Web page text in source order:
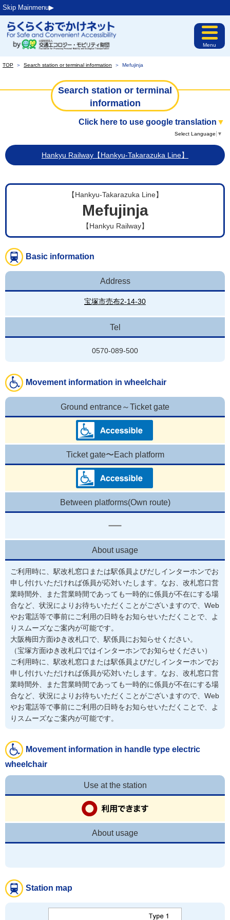
Skip Mainmenu▶︎
Menu
TOP ＞ Search station or terminal information ＞ Mefujinja
Search station or terminal
information
Click here to use google translation ▼
Select Language ▼
Hankyu Railway【Hankyu-Takarazuka Line】
【Hankyu-Takarazuka Line】
Mefujinja
【Hankyu Railway】
Basic information
Address
宝塚市売布2-14-30
Tel
0570-089-500
Movement information in wheelchair
Ground entrance～Ticket gate
Ticket gate〜Each platform
Between platforms(Own route)
About usage
ご利用時に、駅改札窓口または駅係員よびだしインターホンでお
申し付けいただければ係員が応対いたします。なお、改札窓口営
業時間外、また営業時間であっても一時的に係員が不在にする場
合など、状況によりお待ちいただくことがございますので、Web
やお電話等で事前にご利用の日時をお知らせいただくことで、よ
りスムーズなご案内が可能です。
大阪梅田方面ゆき改札口で、駅係員にお知らせください。
（宝塚方面ゆき改札口ではインターホンでお知らせください）
ご利用時に、駅改札窓口または駅係員よびだしインターホンでお
申し付けいただければ係員が応対いたします。なお、改札窓口営
業時間外、また営業時間であっても一時的に係員が不在にする場
合など、状況によりお待ちいただくことがございますので、Web
やお電話等で事前にご利用の日時をお知らせいただくことで、よ
りスムーズなご案内が可能です。
Movement information in handle type electric
wheelchair
Use at the station
About usage
Station map